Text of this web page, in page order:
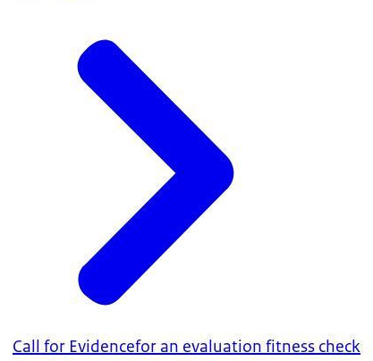
Call for Evidencefor an evaluation fitness check